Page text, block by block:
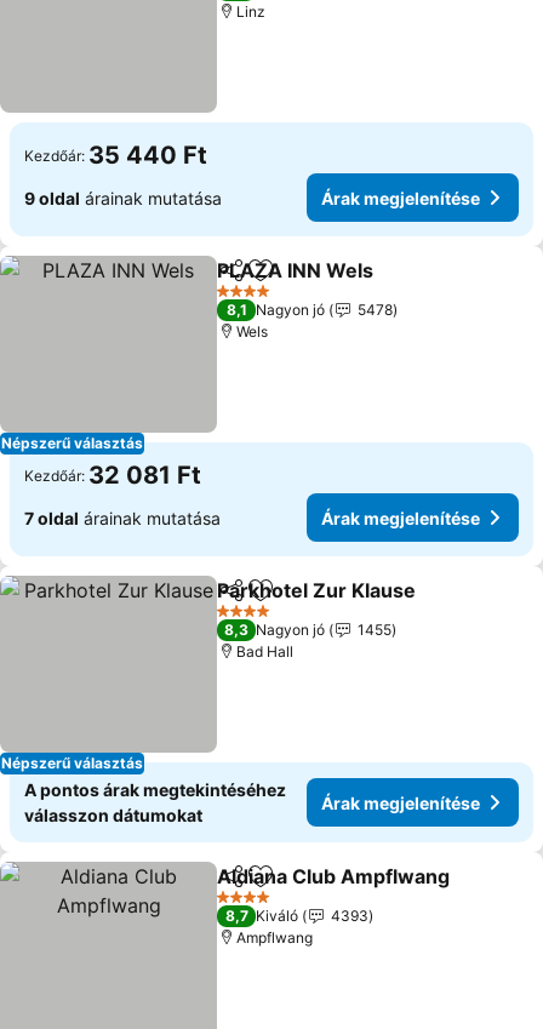
Linz
Kezdőár: 35 440 Ft
9 oldal árainak mutatása Árak megjelenítése
Népszerű választás
Megosztás
Hozzáadás a kedvencekhez
PLAZA INN Wels
4 Kategória
8,1 Nagyon jó
5478
Wels
Kezdőár: 32 081 Ft
7 oldal árainak mutatása Árak megjelenítése
Népszerű választás
Megosztás
Hozzáadás a kedvencekhez
Parkhotel Zur Klause
4 Kategória
8,3 Nagyon jó
1455
Bad Hall
A pontos árak megtekintéséhez
válasszon dátumokat
Árak megjelenítése
Megosztás
Hozzáadás a kedvencekhez
Aldiana Club Ampflwang
4 Kategória
8,7 Kiváló
4393
Ampflwang